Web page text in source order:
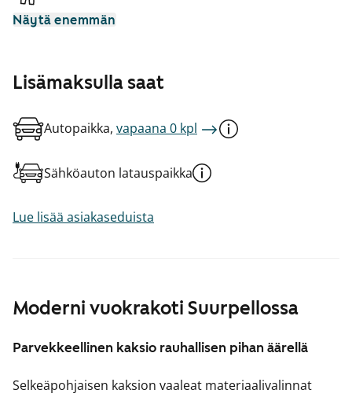
Moderni vuokrakoti Suurpellossa
Parvekkeellinen kaksio rauhallisen pihan äärellä
Selkeäpohjaisen kaksion vaaleat materiaalivalinnat
Näytä enemmän
Lisämaksulla saat
Autopaikka, vapaana 0 kpl
Sähköauton latauspaikka
Lue lisää asiakaseduista